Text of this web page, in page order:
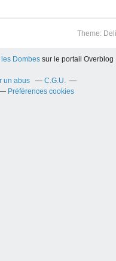
Theme:
Dombes sur le portail Overblog
un abus
C.G.U.
Préférences cookies